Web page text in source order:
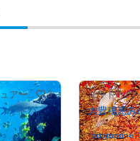
ユウトモ（フォトバッシュアーティスト） 3
パーフェクトブルー（フォトバッシュアート）